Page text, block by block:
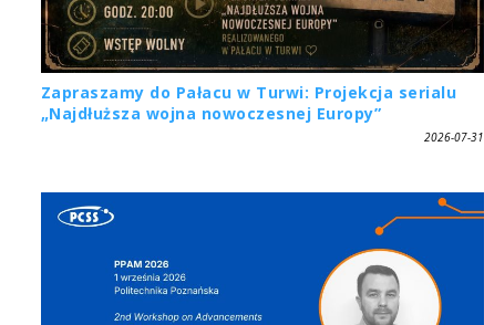
Zapraszamy do Pałacu w Turwi: Projekcja serialu
„Najdłuższa wojna nowoczesnej Europy”
2026-07-31